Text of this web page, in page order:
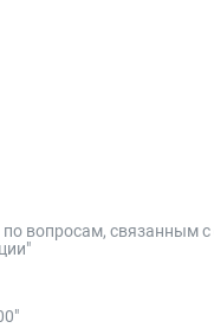
вопросам, связанным